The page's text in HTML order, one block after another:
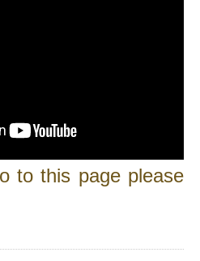
to this page please